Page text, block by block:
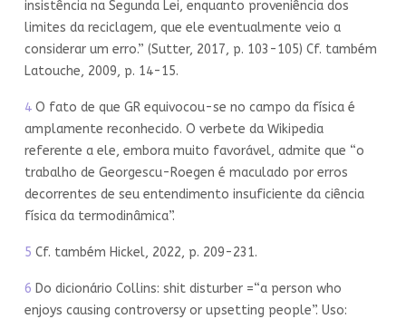
insistência na Segunda Lei, enquanto proveniência dos
limites da reciclagem, que ele eventualmente veio a
considerar um erro.” (Sutter, 2017, p. 103-105) Cf. também
Latouche, 2009, p. 14-15.
4 O fato de que GR equivocou-se no campo da física é
amplamente reconhecido. O verbete da Wikipedia
referente a ele, embora muito favorável, admite que “o
trabalho de Georgescu-Roegen é maculado por erros
decorrentes de seu entendimento insuficiente da ciência
física da termodinâmica”.
5 Cf. também Hickel, 2022, p. 209-231.
6 Do dicionário Collins: shit disturber =“a person who
enjoys causing controversy or upsetting people”. Uso: